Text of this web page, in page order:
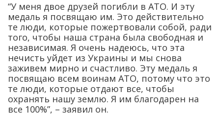
“У меня двое друзей погибли в АТО. И эту
медаль я посвящаю им. Это действительно
те люди, которые пожертвовали собой, ради
того, чтобы наша страна была свободная и
независимая. Я очень надеюсь, что эта
нечисть уйдет из Украины и мы снова
заживем мирно и счастливо. Эту медаль я
посвящаю всем воинам АТО, потому что это
те люди, которые отдают все, чтобы
охранять нашу землю. Я им благодарен на
все 100%”, – заявил он.